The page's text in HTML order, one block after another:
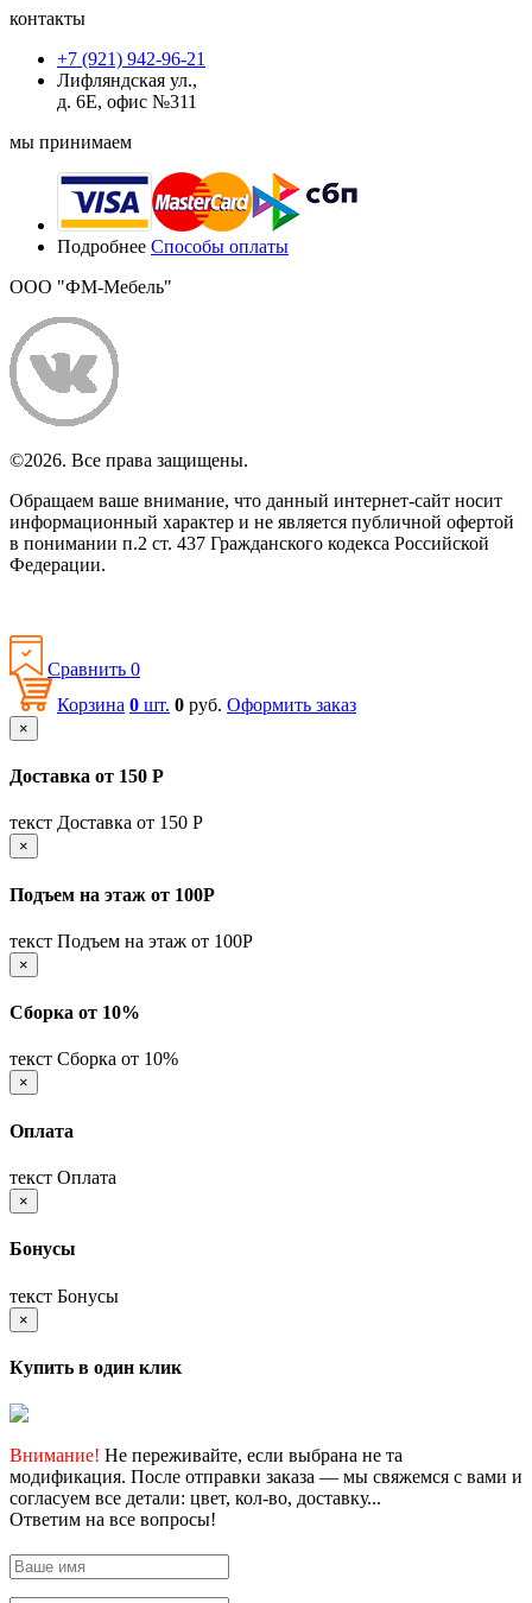
контакты
+7 (921) 942-96-21
Лифляндская ул.,
д. 6Е, офис №311
мы принимаем
Подробнее Способы оплаты
ООО "ФМ-Мебель"
©2026. Все права защищены.
Обращаем ваше внимание, что данный интернет-сайт носит
информационный характер и не является публичной офертой
в понимании п.2 ст. 437 Гражданского кодекса Российской
Федерации.
Сравнить 0
Корзина 0 шт. 0 руб. Оформить заказ
×
Доставка от 150 Р
текст Доставка от 150 Р
×
Подъем на этаж от 100Р
текст Подъем на этаж от 100Р
×
Сборка от 10%
текст Сборка от 10%
×
Оплата
текст Оплата
×
Бонусы
текст Бонусы
×
Купить в один клик
Внимание! Не переживайте, если выбрана не та
модификация. После отправки заказа — мы свяжемся с вами и
согласуем все детали: цвет, кол-во, доставку...
Ответим на все вопросы!